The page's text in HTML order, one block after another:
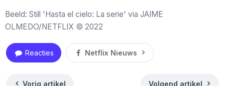
Beeld: Still 'Hasta el cielo: La serie' via JAIME
OLMEDO/NETFLIX © 2022
Reacties Netflix Nieuws
Vorig artikel Volgend artikel